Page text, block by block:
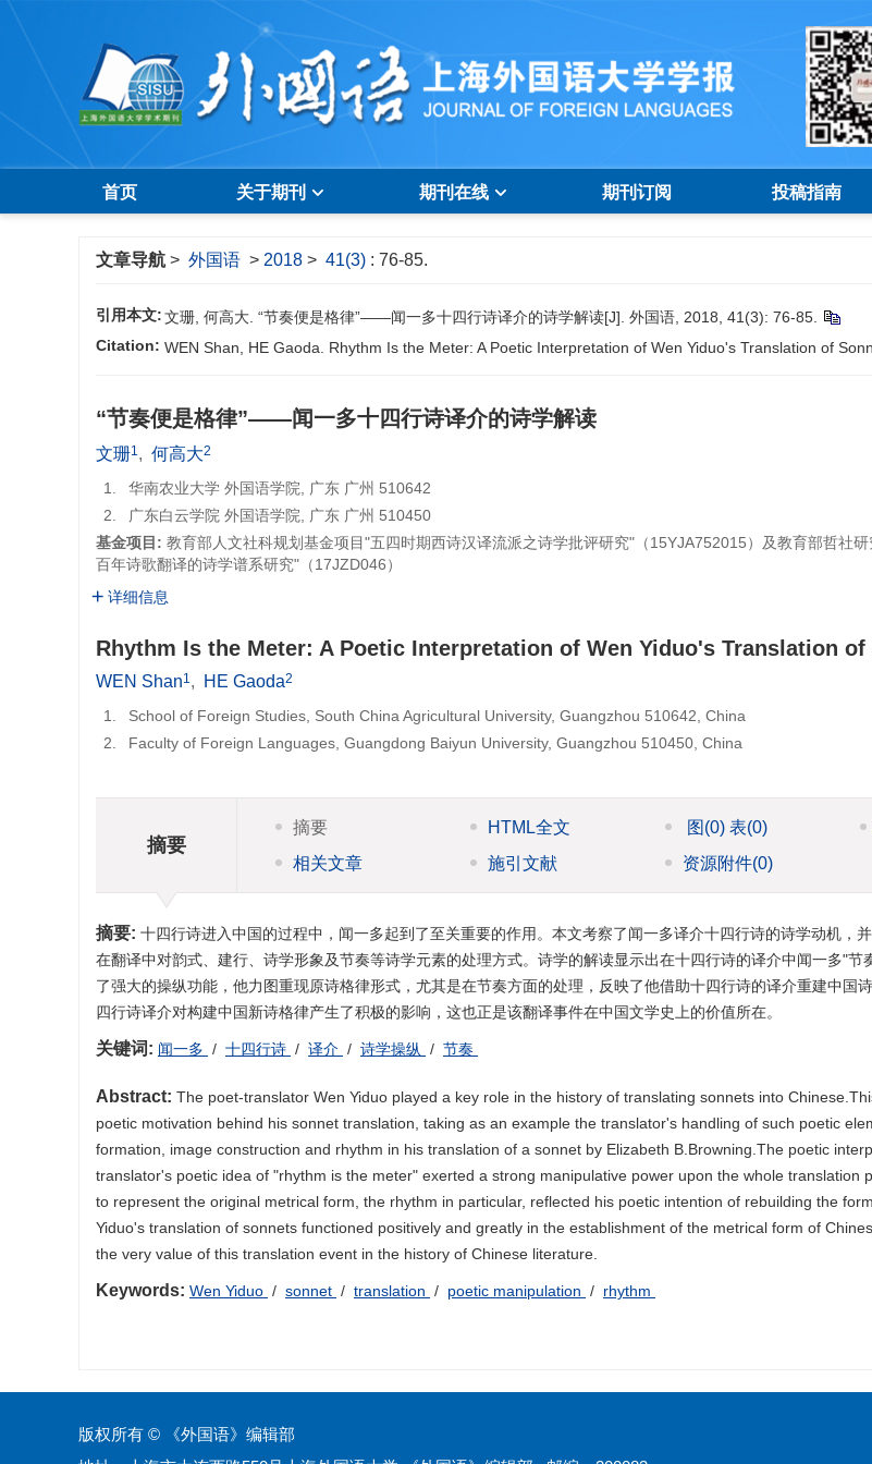
首页 关于期刊 期刊在线 期刊订阅 投稿指南
文章导航 > 外国语 > 2018 > 41(3) : 76-85.
引用本文:文珊, 何高大. “节奏便是格律”——闻一多十四行诗译介的诗学解读[J]. 外国语, 2018, 41(3): 76-85.
Citation: WEN Shan, HE Gaoda. Rhythm Is the Meter: A Poetic Interpretation of Wen Yiduo's Translation of
“节奏便是格律”——闻一多十四行诗译介的诗学解读
文珊1, 何高大2
1.
华南农业大学 外国语学院, 广东 广州 510642
2.
广东白云学院 外国语学院, 广东 广州 510450
基金项目: 教育部人文社科规划基金项目"五四时期西诗汉译流派之诗学批评研究"（15YJA752015）及教育部哲社
百年诗歌翻译的诗学谱系研究"（17JZD046）
详细信息
Rhythm Is the Meter: A Poetic Interpretation of Wen Yiduo's Translation of
WEN Shan1, HE Gaoda2
1.
School of Foreign Studies, South China Agricultural University, Guangzhou 510642, China
2.
Faculty of Foreign Languages, Guangdong Baiyun University, Guangzhou 510450, China
摘要
摘要 HTML全文 图 (0) 表(0)
相关文章
施引文献 资源附件(0)
摘要: 十四行诗进入中国的过程中，闻一多起到了至关重要的作用。本文考察了闻一多译介十四行诗的诗学动机，
在翻译中对韵式、建行、诗学形象及节奏等诗学元素的处理方式。诗学的解读显示出在十四行诗的译介中闻一多"节
了强大的操纵功能，他力图重现原诗格律形式，尤其是在节奏方面的处理，反映了他借助十四行诗的译介重建中国
四行诗译介对构建中国新诗格律产生了积极的影响，这也正是该翻译事件在中国文学史上的价值所在。
关键词: 闻一多 / 十四行诗 / 译介 / 诗学操纵 / 节奏
Abstract: The poet-translator Wen Yiduo played a key role in the history of translating sonnets into
poetic motivation behind his sonnet translation, taking as an example the translator's handling of such poetic
formation, image construction and rhythm in his translation of a sonnet by Elizabeth B.Browning.The poetic
translator's poetic idea of "rhythm is the meter" exerted a strong manipulative power upon the whole translation
to represent the original metrical form, the rhythm in particular, reflected his poetic intention of rebuilding the
Yiduo's translation of sonnets functioned positively and greatly in the establishment of the metrical form of
the very value of this translation event in the history of Chinese literature.
Keywords: Wen Yiduo / sonnet / translation / poetic manipulation / rhythm
版权所有 © 《外国语》编辑部